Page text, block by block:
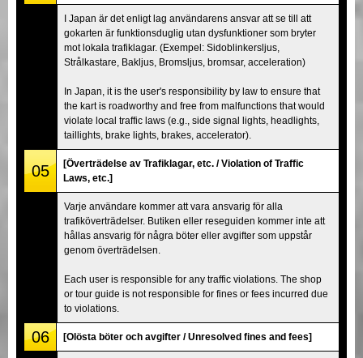
I Japan är det enligt lag användarens ansvar att se till att
gokarten är funktionsduglig utan dysfunktioner som bryter
mot lokala trafiklagar. (Exempel: Sidoblinkersljus,
Strålkastare, Bakljus, Bromsljus, bromsar, acceleration)
In Japan, it is the user's responsibility by law to ensure that
the kart is roadworthy and free from malfunctions that would
violate local traffic laws (e.g., side signal lights, headlights,
taillights, brake lights, brakes, accelerator).
05
[Överträdelse av Trafiklagar, etc. / Violation of Traffic
Laws, etc.]
Varje användare kommer att vara ansvarig för alla
trafiköverträdelser. Butiken eller reseguiden kommer inte att
hållas ansvarig för några böter eller avgifter som uppstår
genom överträdelsen.
Each user is responsible for any traffic violations. The shop
or tour guide is not responsible for fines or fees incurred due
to violations.
06 [Olösta böter och avgifter / Unresolved fines and fees]